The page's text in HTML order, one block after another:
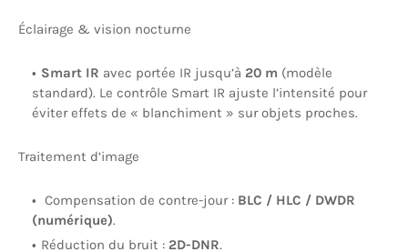
Éclairage & vision nocturne
Smart IR avec portée IR jusqu’à 20 m (modèle
standard). Le contrôle Smart IR ajuste l’intensité pour
éviter effets de « blanchiment » sur objets proches.
Traitement d’image
Compensation de contre-jour : BLC / HLC / DWDR
(numérique).
Réduction du bruit : 2D-DNR.